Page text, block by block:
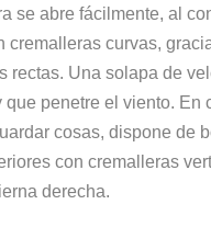
se abre fácilmente, al
cremalleras curvas,
rectas. Una solapa de
penetre el viento. En
cosas, dispone de
con cremalleras
derecha.